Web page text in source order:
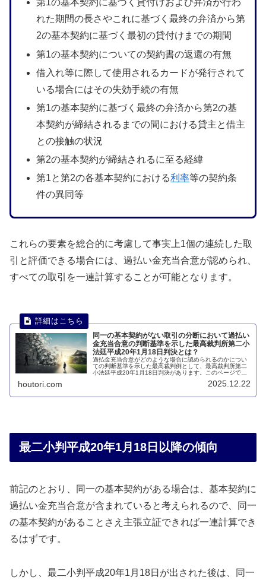
第1の基本契約に基づく貸付けおよび弁済が行わ
れた期間の長さやこれに基づく最終の弁済から第
2の基本契約に基づく最初の貸付けまでの期間
第1の基本契約についての契約書の返還の有無
借入れ等に際して使用されるカードが発行されて
いる場合にはその失効手続の有無
第1の基本契約に基づく最終の弁済から第2の基
本契約が締結されるまでの間における貸主と借主
との接触の状況
第2の基本契約が締結されるに至る経緯
第1と第2の各基本契約における利率等の契約条
件の異同等
これらの要素を総合的に考慮して事実上1個の連続した取
引と評価できる場合には、過払い金充当合意が認められ、
すべての取引を一連計算することが可能となります。
同一の基本契約がない取引の分断において過払い
金充当合意の判断基準を示した最高裁判所第二小
法廷平成20年1月18日判決とは？
過払金充当合意がどのような場合に認められるのかについ
ての判断基準を示した最高裁判例として、最高裁判所第二
小法廷平成20年1月18日判決があります。このページで
houtori.com 2025.12.22
最二小判平成20年1月18日以降の傾向
前記のとおり、同一の基本契約がある場合は、基本契約に
過払い金充当合意が含まれていると考えられるので、同一
の基本契約があることさえ主張立証できれば一連計算でき
るはずです。
しかし、最二小判平成20年1月18日が出された後は、同一